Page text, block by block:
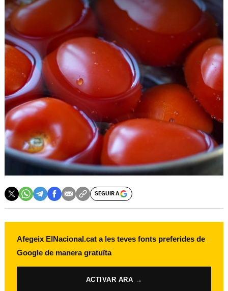
SEGUIR A
Afegeix ElNacional.cat a les teves fonts preferides de
Google de manera gratuïta
ACTIVAR ARA →